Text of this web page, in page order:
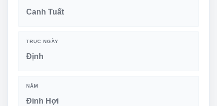
Canh Tuất
TRỰC NGÀY
Định
NĂM
Đinh Hợi